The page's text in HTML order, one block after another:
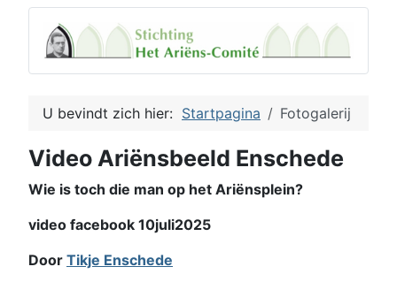
U bevindt zich hier: Startpagina Fotogalerij
Video Ariënsbeeld Enschede
Wie is toch die man op het Ariënsplein?
video facebook 10juli2025
Door Tikje Enschede